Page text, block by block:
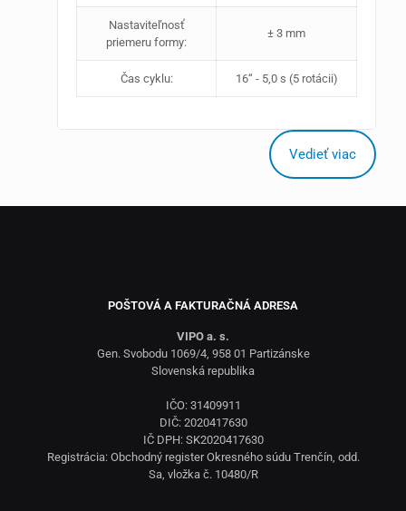
Nastaviteľnosť
priemeru formy:
± 3 mm
Čas cyklu: 16‘‘ - 5,0 s (5 rotácii)
Vedieť viac
POŠTOVÁ A FAKTURAČNÁ ADRESA
VIPO a. s.
Gen. Svobodu 1069/4, 958 01 Partizánske
Slovenská republika
IČO: 31409911
DIČ: 2020417630
IČ DPH: SK2020417630
Registrácia: Obchodný register Okresného súdu Trenčín, odd.
Sa, vložka č. 10480/R